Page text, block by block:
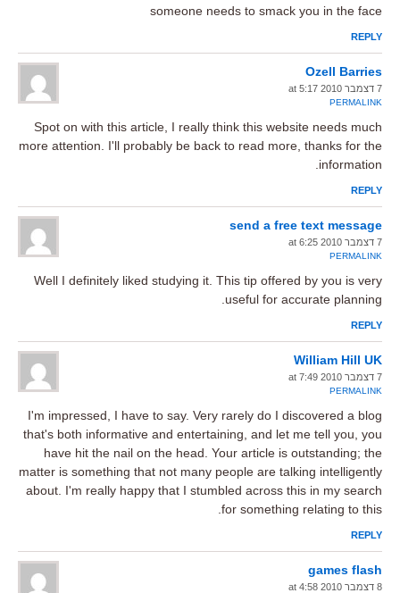
someone needs to smack you in the face
REPLY
Ozell Barries
7 דצמבר 2010 at 5:17
PERMALINK
Spot on with this article, I really think this website needs much
more attention. I'll probably be back to read more, thanks for the
information.
REPLY
send a free text message
7 דצמבר 2010 at 6:25
PERMALINK
Well I definitely liked studying it. This tip offered by you is very
useful for accurate planning.
REPLY
William Hill UK
7 דצמבר 2010 at 7:49
PERMALINK
I'm impressed, I have to say. Very rarely do I discovered a blog
that's both informative and entertaining, and let me tell you, you
have hit the nail on the head. Your article is outstanding; the
matter is something that not many people are talking intelligently
about. I'm really happy that I stumbled across this in my search
for something relating to this.
REPLY
games flash
8 דצמבר 2010 at 4:58